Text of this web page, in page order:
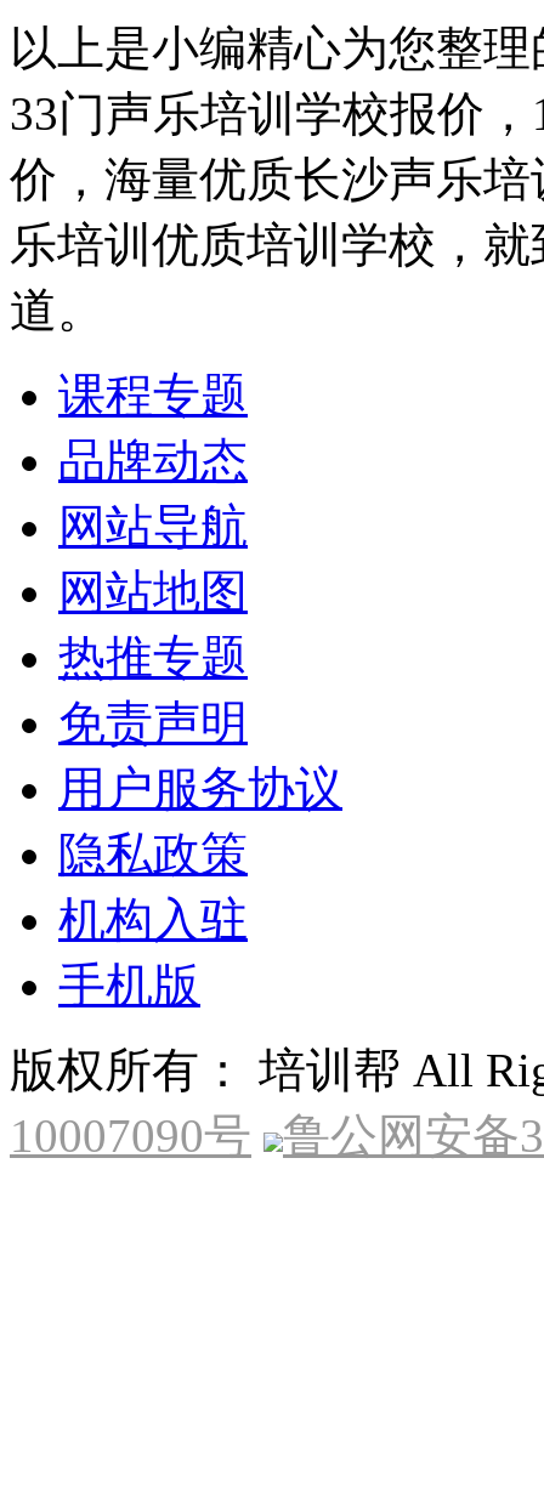
以上是小编精心为您整
33门声乐培训学校报价
价，海量优质长沙声乐
乐培训优质培训学校，
道。
课程专题
品牌动态
网站导航
网站地图
热推专题
免责声明
用户服务协议
隐私政策
机构入驻
手机版
版权所有： 培训帮 All
10007090号
鲁公网安备